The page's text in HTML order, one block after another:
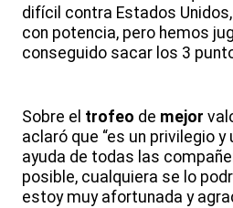
difícil contra Estados
con potencia, pero hemos
conseguido sacar los 3
Sobre el trofeo de mejor
aclaró que “es un privilegio y
ayuda de todas las
posible, cualquiera se lo
estoy muy afortunada y